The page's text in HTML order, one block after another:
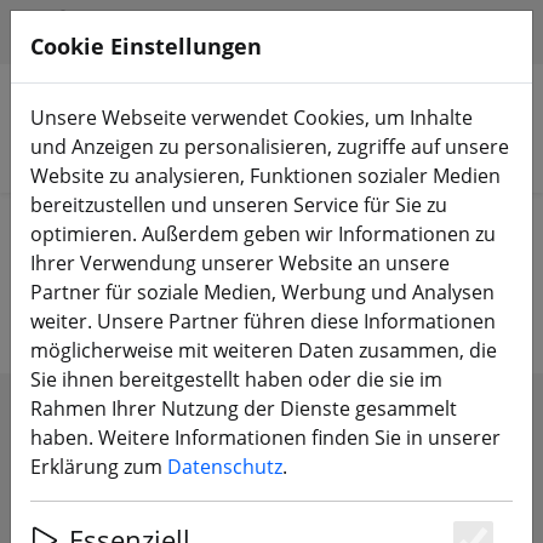
Produkte suchen
Start Propeller 3 Zoll Propeller
3 Zoll Propeller
FILTER ANZEIGEN
Cookie Einstellungen
Unsere Webseite verwendet Cookies, um Inhalte
und Anzeigen zu personalisieren, zugriffe auf unsere
Website zu analysieren, Funktionen sozialer Medien
bereitzustellen und unseren Service für Sie zu
optimieren. Außerdem geben wir Informationen zu
Ihrer Verwendung unserer Website an unsere
Partner für soziale Medien, Werbung und Analysen
weiter. Unsere Partner führen diese Informationen
möglicherweise mit weiteren Daten zusammen, die
Sie ihnen bereitgestellt haben oder die sie im
Rahmen Ihrer Nutzung der Dienste gesammelt
haben. Weitere Informationen finden Sie in unserer
Erklärung zum Datenschutz.